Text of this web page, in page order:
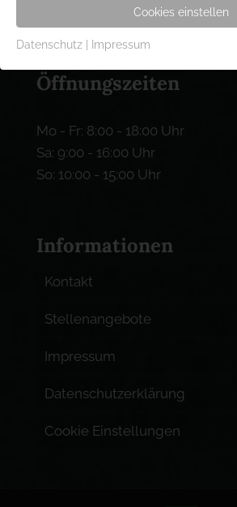
e-mail: info@gaertnerei-hinze.de
Öffnungszeiten
Mo - Fr: 8:00 - 18:00 Uhr
Sa: 9:00 - 16:00 Uhr
So: 10:00 - 15:00 Uhr
Informationen
Kontakt
Stellenangebote
Impressum
Datenschutzerklärung
Cookie Einstellungen
Cookies einstellen
Datenschutz | Impressum